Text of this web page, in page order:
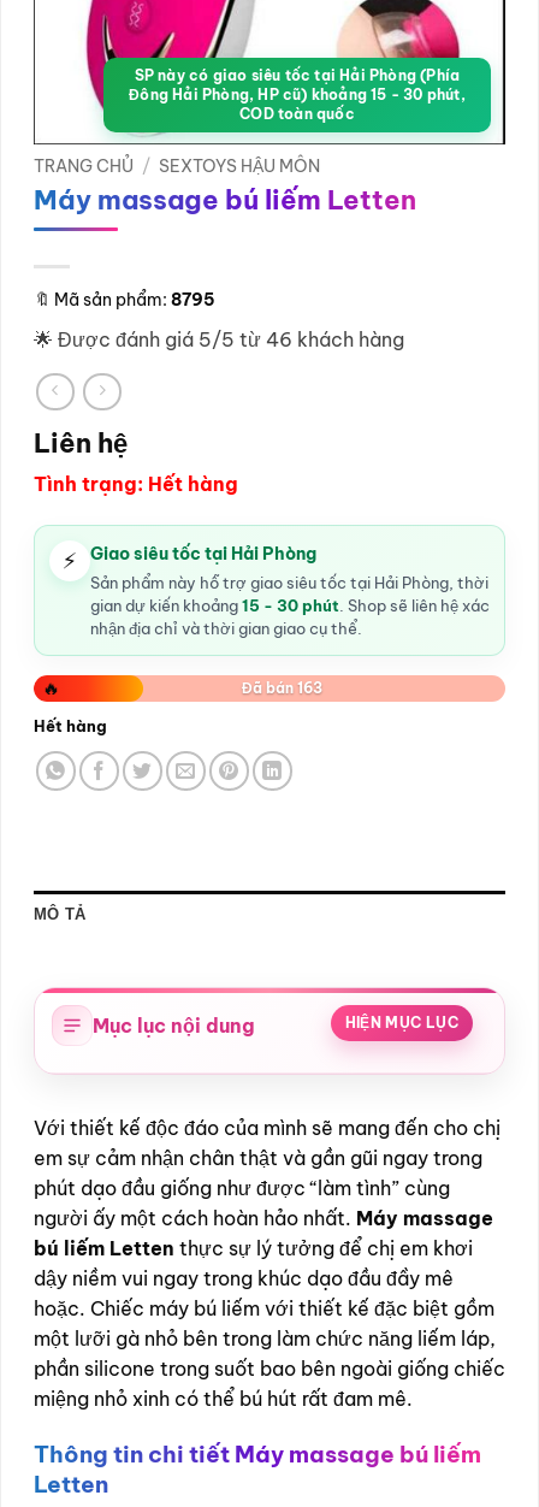
SP này có giao siêu tốc tại Hải Phòng (Phía
Đông Hải Phòng, HP cũ) khoảng 15 - 30 phút,
COD toàn quốc
TRANG CHỦ / SEXTOYS HẬU MÔN
Máy massage bú liếm Letten
🔖 Mã sản phẩm: 8795
🌟 Được đánh giá 5/5 từ 46 khách hàng
Liên hệ
Tình trạng: Hết hàng
⚡ Giao siêu tốc tại Hải Phòng
Sản phẩm này hỗ trợ giao siêu tốc tại Hải Phòng, thời
gian dự kiến khoảng15 - 30 phút . Shop sẽ liên hệ xác
nhận địa chỉ và thời gian giao cụ thể.
🔥 Đã bán 163
Hết hàng
MÔ TẢ
Mục lục nội dung HIỆN MỤC LỤC
Với thiết kế độc đáo của mình sẽ mang đến cho chị
em sự cảm nhận chân thật và gần gũi ngay trong
phút dạo đầu giống như được “làm tình” cùng
người ấy một cách hoàn hảo nhất. Máy massage
bú liếm Letten thực sự lý tưởng để chị em khơi
dậy niềm vui ngay trong khúc dạo đầu đầy mê
hoặc. Chiếc máy bú liếm với thiết kế đặc biệt gồm
một lưỡi gà nhỏ bên trong làm chức năng liếm láp,
phần silicone trong suốt bao bên ngoài giống chiếc
miệng nhỏ xinh có thể bú hút rất đam mê.
Thông tin chi tiết Máy massage bú liếm
Letten